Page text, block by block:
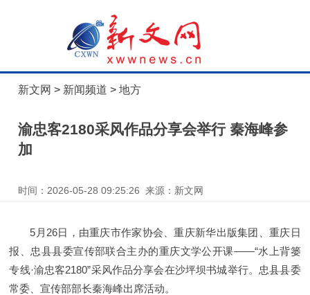
新文网 > 新闻频道 >地方
渝忠客2180采风作品分享会举行 秦海峰参
加
时间：2026-05-28 09:25:26 来源：新文网
5月26日，由重庆市作家协会、重庆新华出版集团、重庆日
报、忠县县委宣传部联合主办的重庆文学公开课——“水上背篓
专线·渝忠客2180”采风作品分享会在沙坪坝书城举行。忠县县委
常委、宣传部部长秦海峰出席活动。